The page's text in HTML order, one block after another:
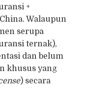
+
Walaupun
serupa
ternak),
dan belum
khusus yang
) secara